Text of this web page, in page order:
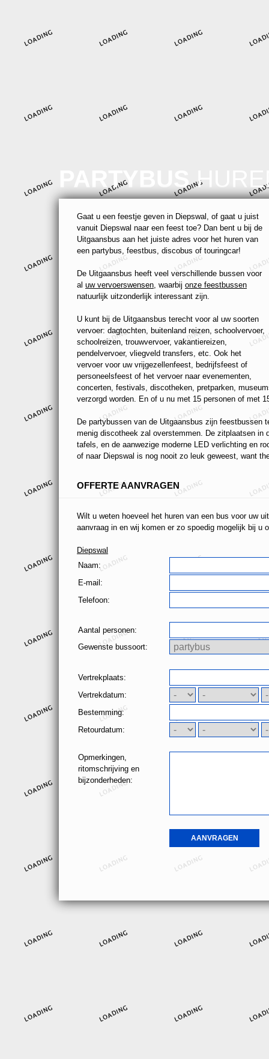
PARTYBUS
Gaat u een feestje geven in Diepswal, of gaat u juist
vanuit Diepswal naar een feest toe? Dan bent u bij de
Uitgaansbus aan het juiste adres voor het huren van
een partybus, feestbus, discobus of touringcar!
De Uitgaansbus heeft veel verschillende bussen voor
al uw vervoerswensen, waarbij onze feestbussen
natuurlijk uitzonderlijk interessant zijn.
U kunt bij de Uitgaansbus terecht voor al uw soorten
vervoer: dagtochten, buitenland reizen, schoolvervoer,
schoolreizen, trouwvervoer, vakantiereizen,
pendelvervoer, vliegveld transfers, etc. Ook het
vervoer voor uw vrijgezellenfeest, bedrijfsfeest of
personeelsfeest of het vervoer naar evenementen,
concerten, festivals, discotheken, pretparken,
verzorgd worden. En of u nu met 15 personen of met
De partybussen van de Uitgaansbus zijn feestbussen
menig discotheek zal overstemmen. De zitplaatsen
tafels, en de aanwezige moderne LED verlichting en
of naar Diepswal is nog nooit zo leuk geweest, want
OFFERTE AANVRAGEN
Wilt u weten hoeveel het huren van een bus voor uw
aanvraag in en wij komen er zo spoedig mogelijk bij u
Diepswal
Naam:
E-mail:
Telefoon:
Aantal personen:
Gewenste bussoort:
Vertrekplaats:
Vertrekdatum:
Bestemming:
Retourdatum:
Opmerkingen,
ritomschrijving en
bijzonderheden: